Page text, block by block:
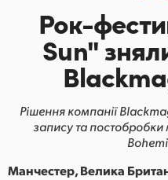
Finland
France
Hong Kong SAR, China
India
Рок-
Sun"
Рішення компанії
запису та постобробки
Манчестер, Велика